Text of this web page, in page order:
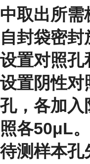
中取出所需
自封袋密封
设置对照孔
设置阴性对
孔，各加入
照各50μL。
待测样本孔